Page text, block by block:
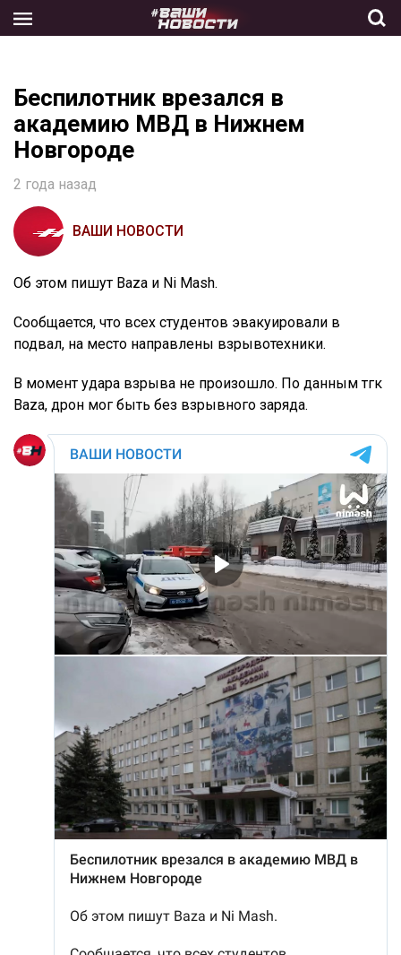
the
Беспилотник врезался в
академию МВД в Нижнем
Новгороде
2 года назад
ВАШИ НОВОСТИ
Об этом пишут Baza и Ni Mash.
Сообщается, что всех студентов эвакуировали в
подвал, на место направлены взрывотехники.
В момент удара взрыва не произошло. По данным тгк
Baza, дрон мог быть без взрывного заряда.